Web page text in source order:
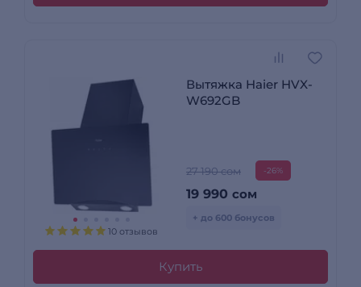
10 отзывов
Вытяжка Haier HVX-
W692GB
27 190 сом -26%
19 990 сом
+ до 600 бонусов
Купить